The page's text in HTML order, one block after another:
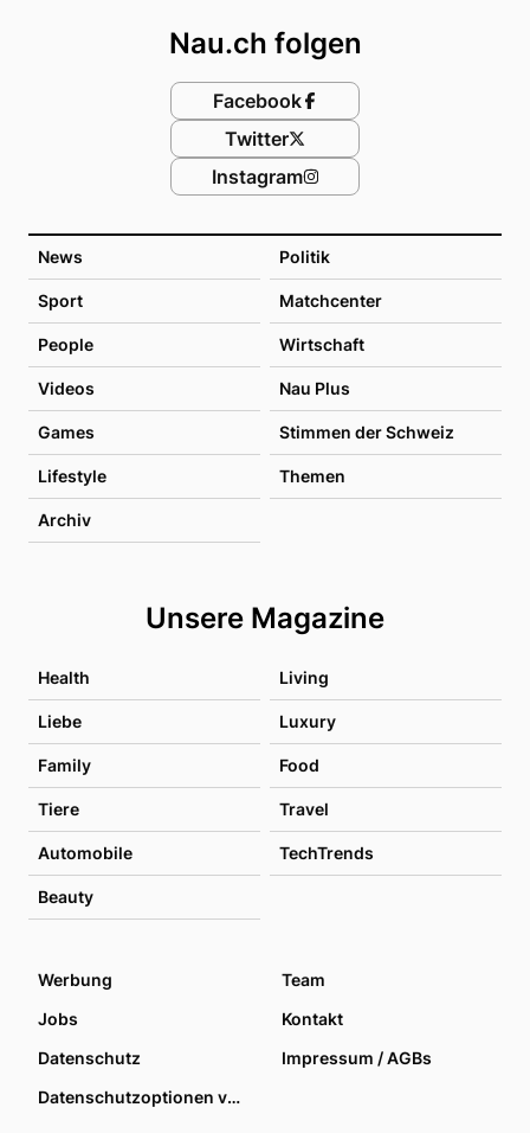
News Politik
Sport Matchcenter
People Wirtschaft
Videos Nau Plus
Games Stimmen der Schweiz
Lifestyle Themen
Archiv
Unsere Magazine
Health Living
Liebe Luxury
Family Food
Tiere Travel
Automobile TechTrends
Beauty
Nau.ch folgen
Facebook
Twitter
Instagram
Werbung
Team
Jobs
Kontakt
Datenschutz
Impressum / AGBs
Datenschutzoptionen verwalten